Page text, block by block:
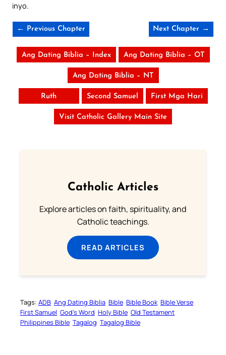
inyo.
← Previous Chapter Next Chapter →
Ang Dating Biblia – Index Ang Dating Biblia – OT
Ang Dating Biblia – NT
Ruth Second Samuel First Mga Hari
Visit Catholic Gallery Main Site
Catholic Articles
Explore articles on faith, spirituality, and
Catholic teachings.
READ ARTICLES
Tags: ADB Ang Dating Biblia Bible Bible Book Bible Verse
First Samuel God’s Word Holy Bible Old Testament
Philippines Bible Tagalog Tagalog Bible